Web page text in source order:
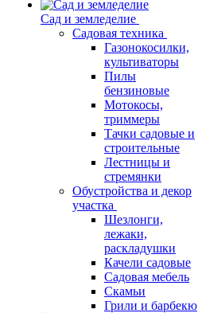
Сад и земледелие
Садовая техника
Газонокосилки,
культиваторы
Пилы
бензиновые
Мотокосы,
триммеры
Тачки садовые и
строительные
Лестницы и
стремянки
Обустройства и декор
участка
Шезлонги,
лежаки,
раскладушки
Качели садовые
Садовая мебель
Скамьи
Грили и барбекю